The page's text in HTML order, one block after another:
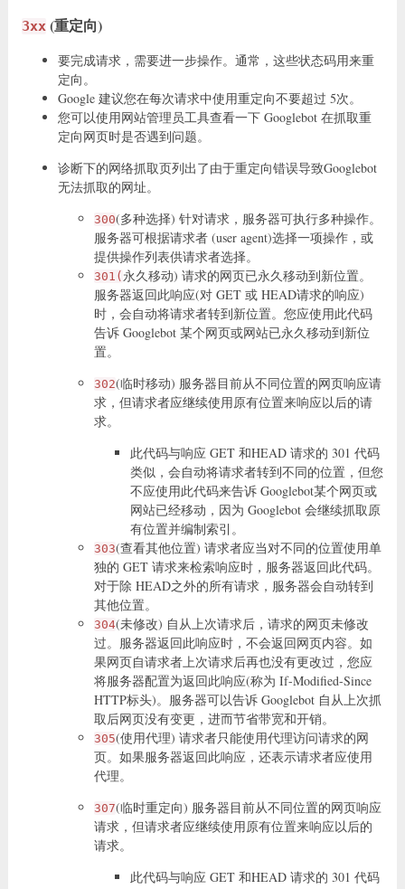
3xx(重定向)
要完成请求，需要进一步操作。通常，这些状态码用来重
定向。
Google 建议您在每次请求中使用重定向不要超过 5次。
您可以使用网站管理员工具查看一下 Googlebot 在抓取重
定向网页时是否遇到问题。
诊断下的网络抓取页列出了由于重定向错误导致Googlebot
无法抓取的网址。
300(多种选择) 针对请求，服务器可执行多种操作。
服务器可根据请求者 (user agent)选择一项操作，或
提供操作列表供请求者选择。
301( 永久移动) 请求的网页已永久移动到新位置。
服务器返回此响应(对 GET 或 HEAD请求的响应)
时，会自动将请求者转到新位置。您应使用此代码
告诉 Googlebot 某个网页或网站已永久移动到新位
置。
302(临时移动) 服务器目前从不同位置的网页响应请
求，但请求者应继续使用原有位置来响应以后的请
求。
此代码与响应 GET 和HEAD 请求的 301 代码
类似，会自动将请求者转到不同的位置，但您
不应使用此代码来告诉 Googlebot某个网页或
网站已经移动，因为 Googlebot 会继续抓取原
有位置并编制索引。
303(查看其他位置) 请求者应当对不同的位置使用单
独的 GET 请求来检索响应时，服务器返回此代码。
对于除 HEAD之外的所有请求，服务器会自动转到
其他位置。
304(未修改) 自从上次请求后，请求的网页未修改
过。服务器返回此响应时，不会返回网页内容。如
果网页自请求者上次请求后再也没有更改过，您应
将服务器配置为返回此响应(称为 If-Modified-Since
HTTP标头)。服务器可以告诉 Googlebot 自从上次抓
取后网页没有变更，进而节省带宽和开销。
305(使用代理) 请求者只能使用代理访问请求的网
页。如果服务器返回此响应，还表示请求者应使用
代理。
307(临时重定向) 服务器目前从不同位置的网页响应
请求，但请求者应继续使用原有位置来响应以后的
请求。
此代码与响应 GET 和HEAD 请求的 301 代码